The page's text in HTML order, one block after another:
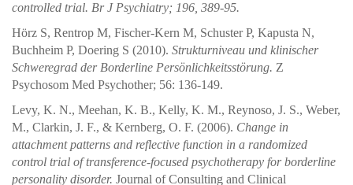
controlled trial. Br J Psychiatry; 196, 389-95.
Hörz S, Rentrop M, Fischer-Kern M, Schuster P, Kapusta N,
Buchheim P, Doering S (2010). Strukturniveau und klinischer
Schweregrad der Borderline Persönlichkeitsstörung. Z
Psychosom Med Psychother; 56: 136-149.
Levy, K. N., Meehan, K. B., Kelly, K. M., Reynoso, J. S., Weber,
M., Clarkin, J. F., & Kernberg, O. F. (2006). Change in
attachment patterns and reflective function in a randomized
control trial of transference-focused psychotherapy for borderline
personality disorder. Journal of Consulting and Clinical